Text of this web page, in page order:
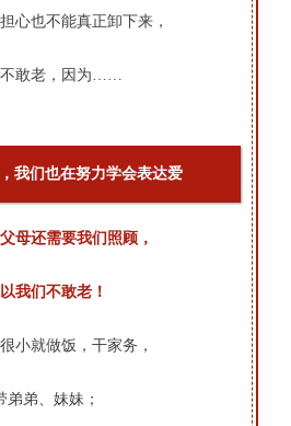
心也不能真正卸下来，
敢老，因为……
我们也在努力学会表达爱
母还需要我们照顾，
我们不敢老！
小就做饭， 干家务，
弟弟、妹妹；